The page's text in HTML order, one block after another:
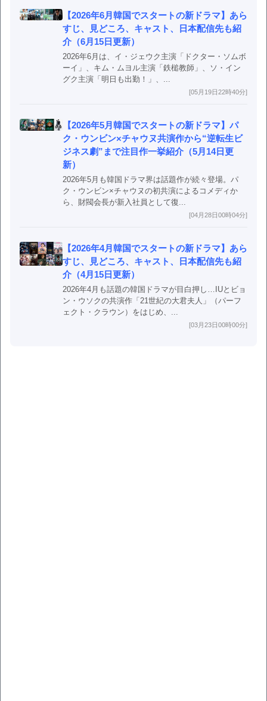
【2026年6月韓国でスタートの新ドラマ】あら
すじ、見どころ、キャスト、日本配信先も紹
介（6月15日更新）
2026年6月は、イ・ジェウク主演「ドクター・ソムボ
ーイ」、キム・ムヨル主演「鉄槌教師」、ソ・イン
グク主演「明日も出勤！」、...
[05月19日22時40分]
【2026年5月韓国でスタートの新ドラマ】パ
ク・ウンビン×チャウヌ共演作から“逆転生ビ
ジネス劇”まで注目作一挙紹介（5月14日更
新）
2026年5月も韓国ドラマ界は話題作が続々登場。パ
ク・ウンビン×チャウヌの初共演によるコメディか
ら、財閥会長が新入社員として復...
[04月28日00時04分]
【2026年4月韓国でスタートの新ドラマ】あら
すじ、見どころ、キャスト、日本配信先も紹
介（4月15日更新）
2026年4月も話題の韓国ドラマが目白押し…IUとビョ
ン・ウソクの共演作「21世紀の大君夫人」（パーフ
ェクト・クラウン）をはじめ、...
[03月23日00時00分]